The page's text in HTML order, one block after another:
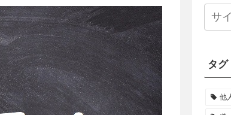
タグ
他